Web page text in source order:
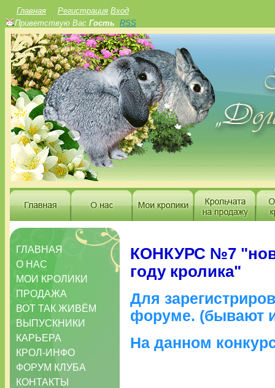
Главная Регистрация Вход
Приветствую Вас Гость RSS
ГЛАВНАЯ
О НАС
МОИ КРОЛИКИ
ПРОДАЖА
ВОТ ТАК ЖИВЁМ
ВЫПУСКНИКИ
КАРЬЕРА
КРОЛ-ИНФО
ФОРУМ КЛУБА
КОНТАКТЫ
КОНКУРС №7
году кролика"
Для
форуме. (бывают
На данном